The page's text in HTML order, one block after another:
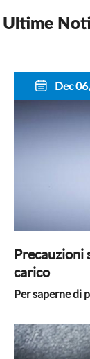
Ultime
 Dec
Precauzioni
carico
Per saperne di